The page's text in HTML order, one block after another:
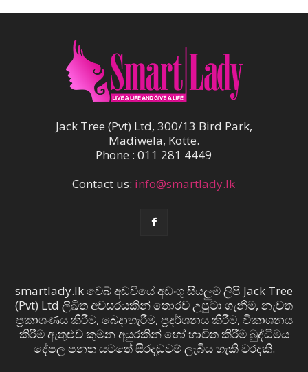
Jack Tree (Pvt) Ltd, 300/13 Bird Park,
Madiwela, Kotte.
Phone : 011 281 4449
Contact us: info@smartlady.lk
smartlady.lk වෙබ් අඩවියේ අඩංගු සියලුම ලිපි Jack Tree
(Pvt) Ltd ලිඛිත අවසරයකින් තොරව උපුටා ගැනීම, නැවත
ප්‍රකාශණය කිරීම, බෙදාහැරීම, ප්‍රදර්ශනය කිරීම, විකාශනය
කිරීම ඇතුළුව කුමන අයුරකින් හෝ භාවිත කිරීම බුද්ධිමය
දේපල පනත යටතේ සිරදඬුවම් ලැබිය හැකි වරදකි.